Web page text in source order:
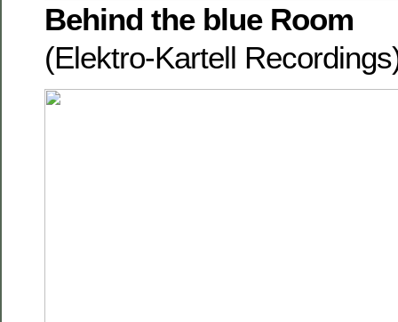
Behind the blue Room
(Elektro-Kartell